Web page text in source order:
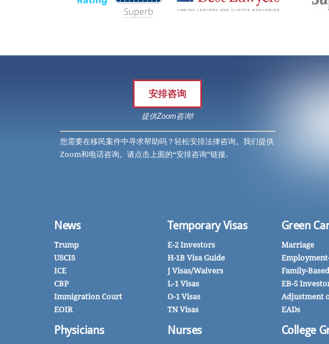
安排咨询
提供Zoom咨询!
您需要在移民案件中寻求帮助吗？轻松安排法律咨询。我们提供
Zoom和电话咨询。请点击上面的“安排咨询”链接.
News
Trump
USCIS
ICE
CBP
Immigration Court
EOIR
Physicians
Temporary Visas
E-2 Investors
H-1B Visa Guide
J Visas/Waivers
L-1 Visas
O-1 Visas
TN Visas
Nurses
Green
Marriage
Family-Based
EB-5
Adjustment
EADs
College